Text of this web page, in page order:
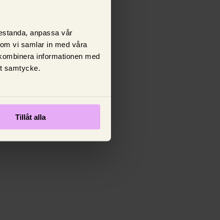
anpassa vår
vi samlar in med våra
informationen med
samtycke.
Tillåt alla